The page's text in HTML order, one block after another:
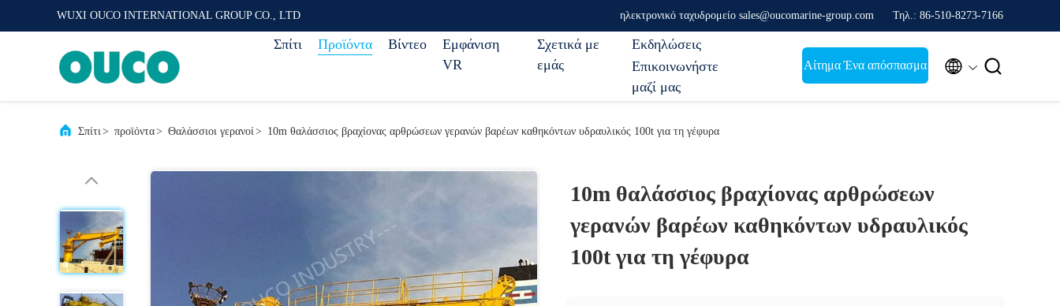
WUXI OUCO INTERNATIONAL GROUP CO., LTD ηλεκτρονικό ταχυδρομείο sales@oucomarine-group.com Τηλ.: 86-510-8273-7166
Σπίτι Προϊόντα Βίντεο
Εμφάνιση
VR
Σχετικά με
εμάς
Εκδηλώσεις
Επικοινωνήστε
μαζί μας
Αίτημα Ένα απόσπασμα  
Σπίτι> προϊόντα> Θαλάσσιοι γερανοί> 10m θαλάσσιος βραχίονας αρθρώσεων γερανών βαρέων καθηκόντων υδραυλικός 100t για τη γέφυρα
10m θαλάσσιος βραχίονας αρθρώσεων
γερανών βαρέων καθηκόντων υδραυλικός
100t για τη γέφυρα